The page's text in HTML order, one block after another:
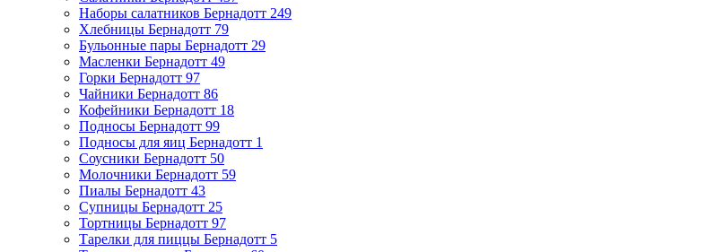
Наборы салатников Бернадотт 249
Хлебницы Бернадотт 79
Бульонные пары Бернадотт 29
Масленки Бернадотт 49
Горки Бернадотт 97
Чайники Бернадотт 86
Кофейники Бернадотт 18
Подносы Бернадотт 99
Подносы для яиц Бернадотт 1
Соусники Бернадотт 50
Молочники Бернадотт 59
Пиалы Бернадотт 43
Супницы Бернадотт 25
Тортницы Бернадотт 97
Тарелки для пиццы Бернадотт 5